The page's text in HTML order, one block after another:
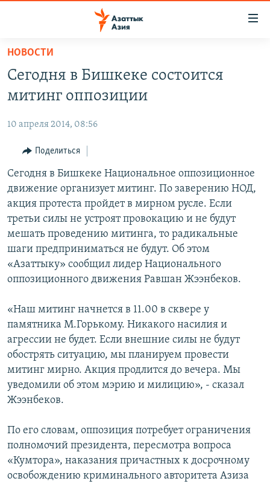
Вернуться
основному
содержанию
навигации
Вернутся
поиску
УЗБЕКИСТАН
ТАДЖИКИСТАН
НОВОСТИ
НА ДРУГИХ ЯЗЫКАХ
ҚАЗАҚША
КЫРГЫЗЧА
ТОҶИКӢ
TÜRKMENÇE
Все сайты РСЕ/РС
НОВОСТИ
Сегодня в Бишкеке состоится
митинг оппозиции
10 апреля 2014, 08:56
Поделиться
Сегодня в Бишкеке Национальное оппозиционное
движение организует митинг. По заверению НОД,
акция протеста пройдет в мирном русле. Если
третьи силы не устроят провокацию и не будут
мешать проведению митинга, то радикальные
шаги предприниматься не будут. Об этом
«Азаттыку» сообщил лидер Национального
оппозиционного движения Равшан Жээнбеков.
«Наш митинг начнется в 11.00 в сквере у
памятника М.Горькому. Никакого насилия и
агрессии не будет. Если внешние силы не будут
обострять ситуацию, мы планируем провести
митинг мирно. Акция продлится до вечера. Мы
уведомили об этом мэрию и милицию», - сказал
Жээнбеков.
По его словам, оппозиция потребует ограничения
полномочий президента, пересмотра вопроса
«Кумтора», наказания причастных к досрочному
освобождению криминального авторитета Азиза